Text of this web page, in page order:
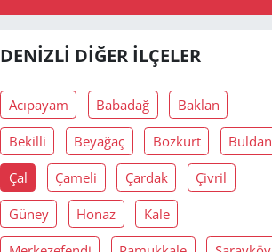
DENIZLI DIĞER İLÇELER
Acıpayam Babadağ Baklan
Bekilli Beyağaç Bozkurt Buldan
Çal Çameli Çardak Çivril
Güney Honaz Kale